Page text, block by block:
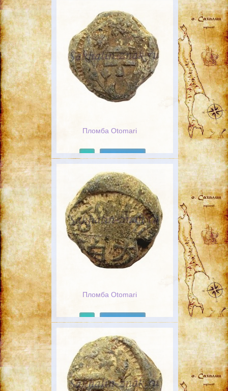
Пломба Otomari
Пломба Otomari